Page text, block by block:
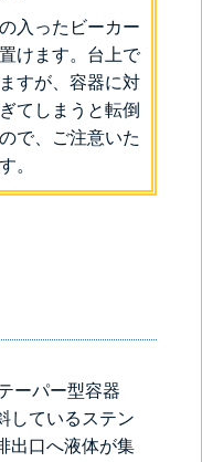
入ったビーカー
けます。台上で
すが、容器に対
てしまうと転倒
で、ご注意いた
。
ーパー型容器
しているステン
出口へ液体が集